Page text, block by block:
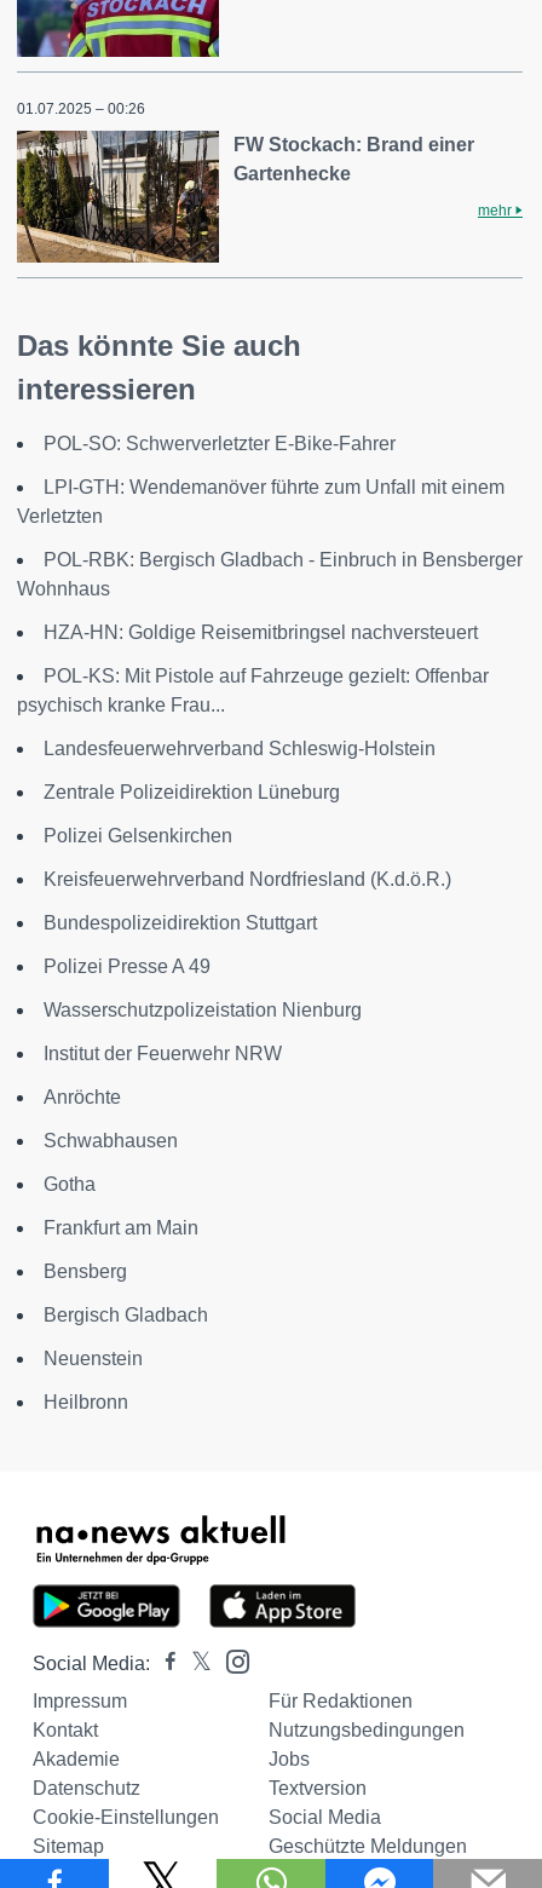
01.07.2025 – 00:26
FW Stockach: Brand einer
Gartenhecke
mehr
Das könnte Sie auch
interessieren
POL-SO: Schwerverletzter E-Bike-Fahrer
LPI-GTH: Wendemanöver führte zum Unfall mit einem
Verletzten
POL-RBK: Bergisch Gladbach - Einbruch in Bensberger
Wohnhaus
HZA-HN: Goldige Reisemitbringsel nachversteuert
POL-KS: Mit Pistole auf Fahrzeuge gezielt: Offenbar
psychisch kranke Frau...
Landesfeuerwehrverband Schleswig-Holstein
Zentrale Polizeidirektion Lüneburg
Polizei Gelsenkirchen
Kreisfeuerwehrverband Nordfriesland (K.d.ö.R.)
Bundespolizeidirektion Stuttgart
Polizei Presse A 49
Wasserschutzpolizeistation Nienburg
Institut der Feuerwehr NRW
Anröchte
Schwabhausen
Gotha
Frankfurt am Main
Bensberg
Bergisch Gladbach
Neuenstein
Heilbronn
Social Media:
Impressum
Für Redaktionen
Kontakt
Nutzungsbedingungen
Akademie
Jobs
Datenschutz
Textversion
Cookie-Einstellungen
Social Media
Sitemap
Geschützte Meldungen